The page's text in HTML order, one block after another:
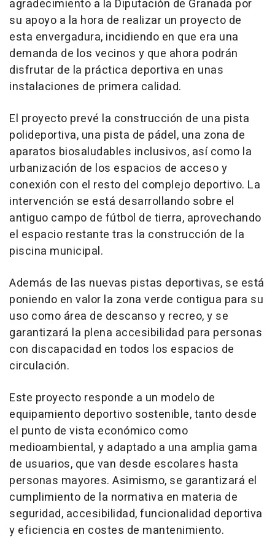
agradecimiento a la Diputación de Granada por
su apoyo a la hora de realizar un proyecto de
esta envergadura, incidiendo en que era una
demanda de los vecinos y que ahora podrán
disfrutar de la práctica deportiva en unas
instalaciones de primera calidad.
El proyecto prevé la construcción de una pista
polideportiva, una pista de pádel, una zona de
aparatos biosaludables inclusivos, así como la
urbanización de los espacios de acceso y
conexión con el resto del complejo deportivo. La
intervención se está desarrollando sobre el
antiguo campo de fútbol de tierra, aprovechando
el espacio restante tras la construcción de la
piscina municipal.
Además de las nuevas pistas deportivas, se está
poniendo en valor la zona verde contigua para su
uso como área de descanso y recreo, y se
garantizará la plena accesibilidad para personas
con discapacidad en todos los espacios de
circulación.
Este proyecto responde a un modelo de
equipamiento deportivo sostenible, tanto desde
el punto de vista económico como
medioambiental, y adaptado a una amplia gama
de usuarios, que van desde escolares hasta
personas mayores. Asimismo, se garantizará el
cumplimiento de la normativa en materia de
seguridad, accesibilidad, funcionalidad deportiva
y eficiencia en costes de mantenimiento.